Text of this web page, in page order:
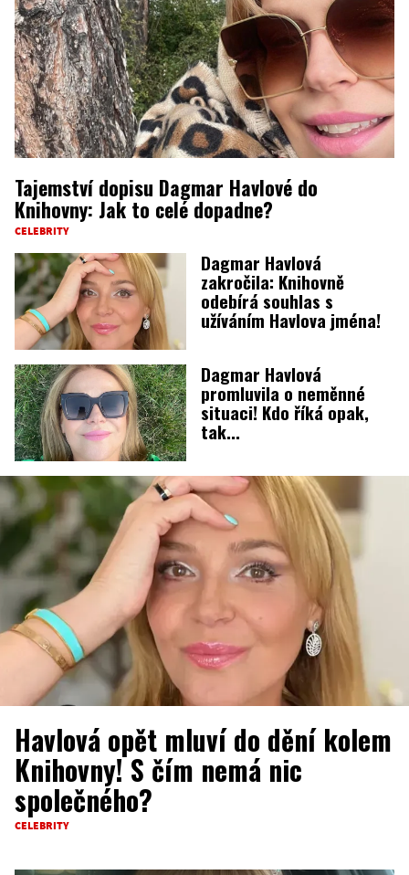
Tajemství dopisu Dagmar Havlové do
Knihovny: Jak to celé dopadne?
CELEBRITY
Dagmar Havlová
zakročila: Knihovně
odebírá souhlas s
užíváním Havlova jména!
Dagmar Havlová
promluvila o neměnné
situaci! Kdo říká opak,
tak...
Havlová opět mluví do dění kolem
Knihovny! S čím nemá nic
společného?
CELEBRITY